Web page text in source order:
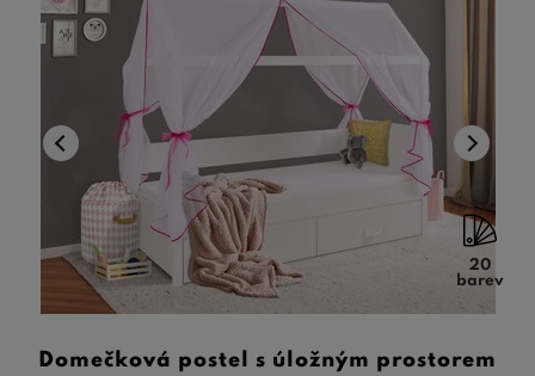
20
barev
Domečková postel s úložným prostorem